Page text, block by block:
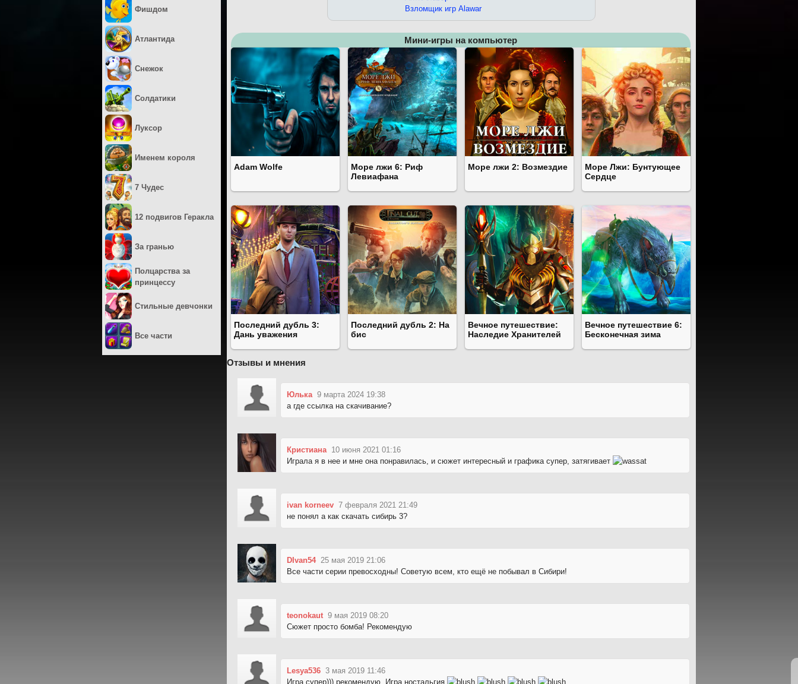
Взломщик игр Alawar
Мини-игры на компьютер
Adam Wolfe
Море лжи 6: Риф
Левиафана
Море лжи 2: Возмездие
Море Лжи: Бунтующее
Сердце
Последний дубль 3:
Дань уважения
Последний дубль 2: На
бис
Вечное путешествие:
Наследие Хранителей
Вечное путешествие 6:
Бесконечная зима
Отзывы и мнения
Юлька 9 марта 2024 19:38
а где ссылка на скачивание?
Кристиана 10 июня 2021 01:16
Играла я в нее и мне она понравилась, и сюжет интересный и графика супер, затягивает
ivan korneev 7 февраля 2021 21:49
не понял а как скачать сибирь 3?
DIvan54 25 мая 2019 21:06
Все части серии превосходны! Советую всем, кто ещё не побывал в Сибири!
teonokaut 9 мая 2019 08:20
Сюжет просто бомба! Рекомендую
Lesya536 3 мая 2019 11:46
Игра супер))) рекомендую. Игра ностальгия
Фишдом
Атлантида
Снежок
Солдатики
Луксор
Именем короля
7 Чудес
12 подвигов Геракла
За гранью
Полцарства за
принцессу
Стильные девчонки
Все части